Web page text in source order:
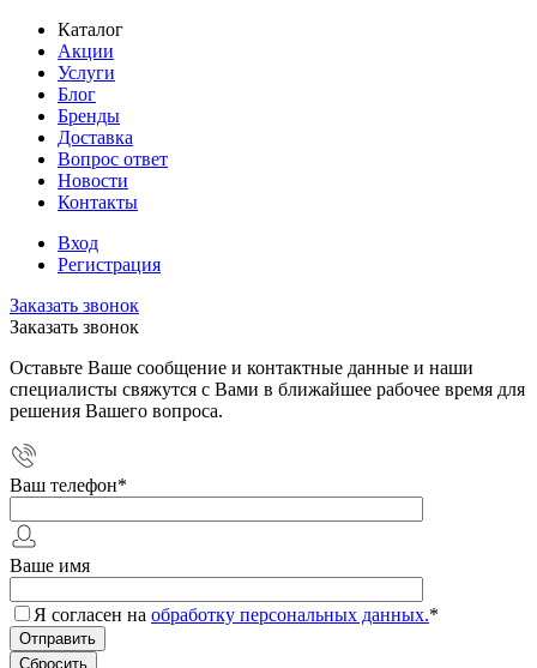
Каталог
Акции
Услуги
Блог
Бренды
Доставка
Вопрос ответ
Новости
Контакты
Вход
Регистрация
Заказать звонок
Заказать звонок
Оставьте Ваше сообщение и контактные данные и наши
специалисты свяжутся с Вами в ближайшее рабочее время для
решения Вашего вопроса.
Ваш телефон*
Ваше имя
Я согласен на обработку персональных данных.*